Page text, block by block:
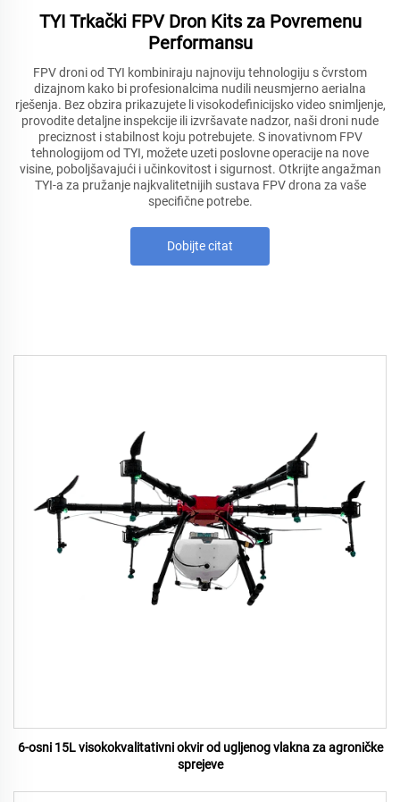
TYI Trkački FPV Dron Kits za Povremenu
Performansu
FPV droni od TYI kombiniraju najnoviju tehnologiju s čvrstom
dizajnom kako bi profesionalcima nudili neusmjerno aerialna
rješenja. Bez obzira prikazujete li visokodefinicijsko video snimljenje,
provodite detaljne inspekcije ili izvršavate nadzor, naši droni nude
preciznost i stabilnost koju potrebujete. S inovativnom FPV
tehnologijom od TYI, možete uzeti poslovne operacije na nove
visine, poboljšavajući i učinkovitost i sigurnost. Otkrijte angažman
TYI-a za pružanje najkvalitetnijih sustava FPV drona za vaše
specifične potrebe.
Dobijte citat
6-osni 15L visokokvalitativni okvir od ugljenog vlakna za agroničke
sprejeve